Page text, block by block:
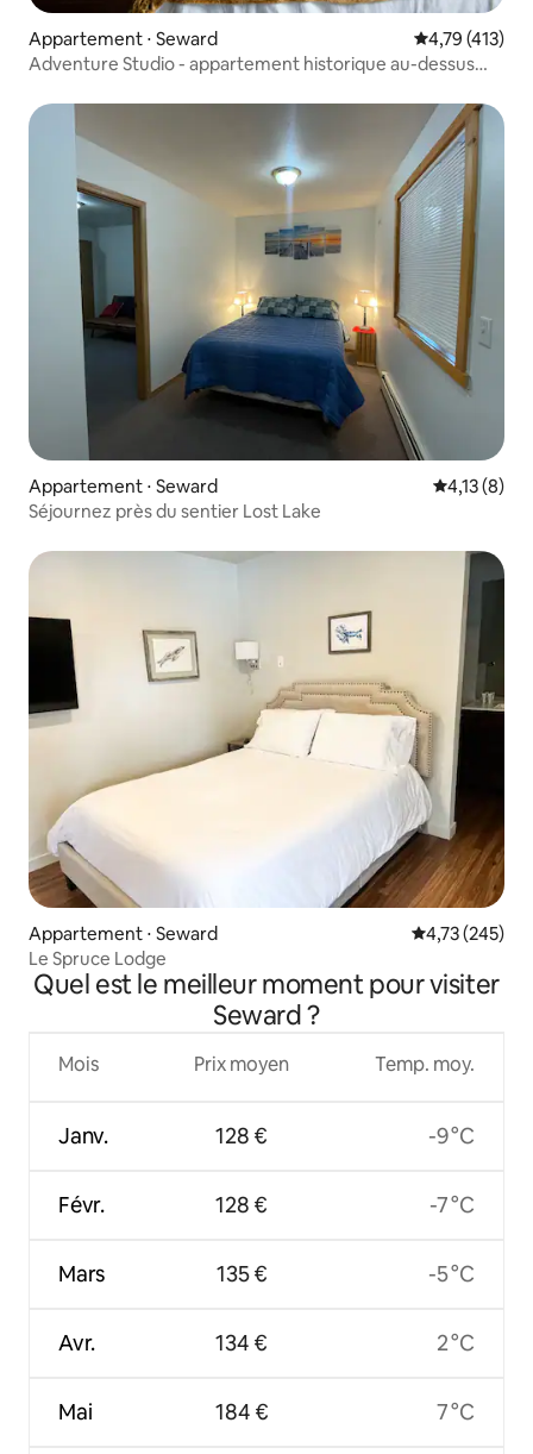
Appartement ⋅ Seward Évaluation
4,79 (413)
Adventure Studio - appartement historique au-dessus
Appartement ⋅ Seward Évaluation
4,13 (8)
Séjournez près du sentier Lost Lake
Appartement ⋅ Seward Évaluation
4,73 (245)
Le Spruce Lodge
Quel est le meilleur moment pour visiter
Seward ?
Mois
Janv.
Févr.
Mars
Avr.
Mai
Prix moyen
128 €
128 €
135 €
134 €
184 €
Temp. moy.
-9 °C
-7 °C
-5 °C
2 °C
7 °C